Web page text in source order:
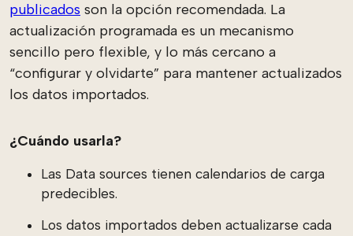
publicados son la opción recomendada. La
actualización programada es un mecanismo
sencillo pero flexible, y lo más cercano a
“configurar y olvidarte” para mantener actualizados
los datos importados.
¿Cuándo usarla?
Las Data sources tienen calendarios de carga
predecibles.
Los datos importados deben actualizarse cada